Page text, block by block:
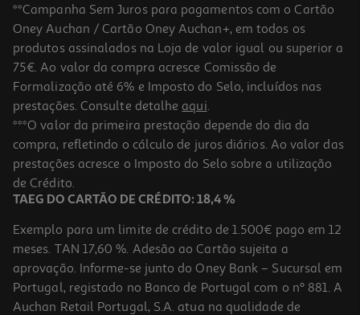
-33%
5.0
Caderno Agrafado A4 Auchan Capa Polipropileno Pastel Pautado
48 Folhas Cores Sortidas
1.99 €/un
Price reduced from
2,99 €to
1,99 €
Promoção
**Campanha Sem Juros para pagamentos com o Cartão
Oney Auchan / Cartão Oney Auchan+, em todos os
produtos assinalados na Loja de valor igual ou superior a
75€. Ao valor da compra acresce Comissão de
Formalização até 6% e Imposto do Selo, incluídos nas
prestações. Consulte detalhe aqui.
***O valor da primeira prestação depende do dia da
compra, refletindo o cálculo de juros diários. Ao valor das
prestações acresce o Imposto do Selo sobre a utilização
de Crédito.
TAEG DO CARTÃO DE CRÉDITO: 18,4 %
Exemplo para um limite de crédito de 1.500€ pago em 12
meses. TAN 17,60 %. Adesão ao Cartão sujeita a
aprovação. Informe-se junto do Oney Bank – Sucursal em
Portugal, registado no Banco de Portugal com o nº 881. A
Auchan Retail Portugal, S.A. atua na qualidade de